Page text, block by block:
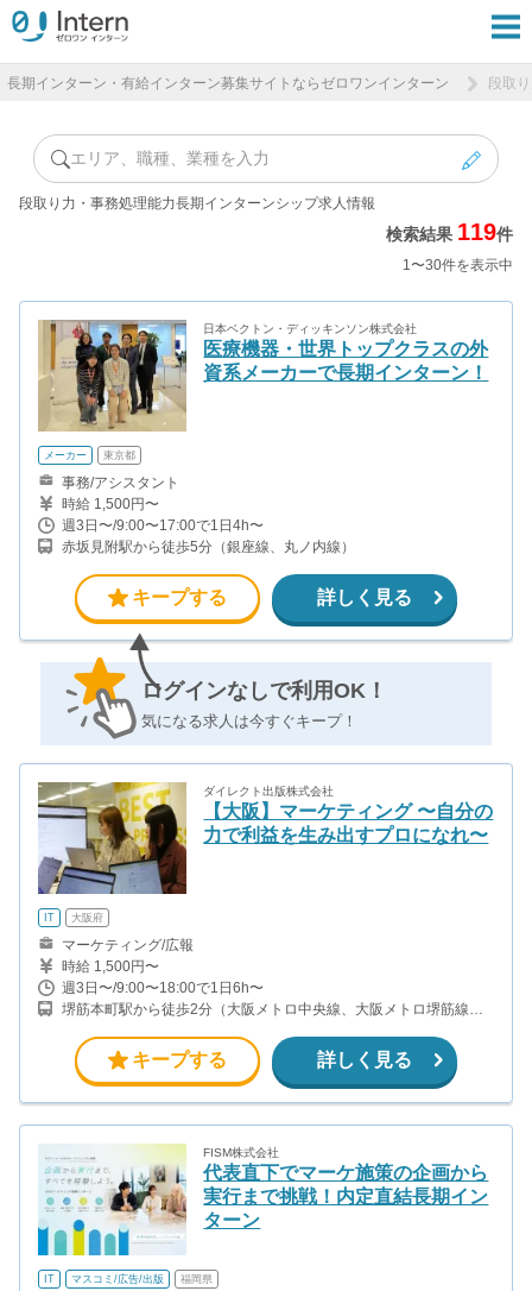
長期インターン・有給インターン募集サイトならゼロワンインターン 段取
エリア、職種、業種を入力
段取り力・事務処理能力長期インターンシップ求人情報
検索結果 119件
1〜30件を表示中
日本ベクトン・ディッキンソン株式会社
医療機器・世界トップクラスの外
資系メーカーで長期インターン！
メーカー 東京都
事務/アシスタント
時給 1,500円〜
週3日〜/9:00〜17:00で1日4h〜
赤坂見附駅から徒歩5分（銀座線、丸ノ内線）
キープする 詳しく見る
ログインなしで利用OK！
気になる求人は今すぐキープ！
ダイレクト出版株式会社
【大阪】マーケティング 〜自分の
力で利益を生み出すプロになれ〜
IT 大阪府
マーケティング/広報
時給 1,500円〜
週3日〜/9:00〜18:00で1日6h〜
堺筋本町駅から徒歩2分（大阪メトロ中央線、大阪メトロ堺筋線）
阪メトロ四つ橋線）
キープする 詳しく見る
FISM株式会社
代表直下でマーケ施策の企画から
実行まで挑戦！内定直結長期イン
ターン
IT マスコミ/広告/出版 福岡県